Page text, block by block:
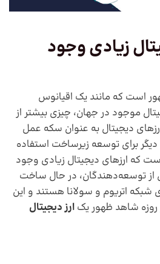
زیادی وجود
است که مانند یک اقیانوس
موجود در جهان، چیزی بیشتر از
ارزهای دیجیتال به عنوان سکه عمل
برای توسعه زیرساخت استفاده
که ارزهای دیجیتال زیادی وجود
از توسعه‌دهندگان، در حال ساخت
شبکه اتریوم و سولانا هستند و این
شاهد ظهور یک ارز دیجیتال